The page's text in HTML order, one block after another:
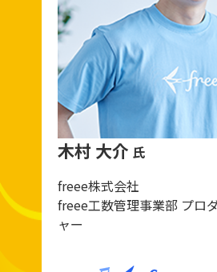
木村 大介 氏
freee株式会社
freee工数管理事業部 プロ
ャー